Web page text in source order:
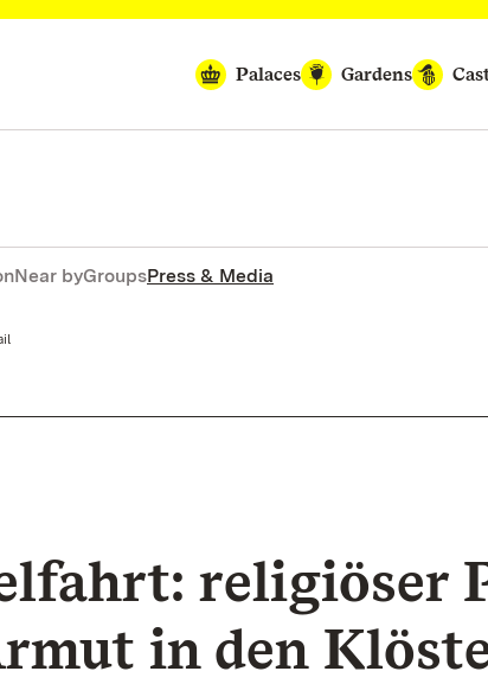
Palaces
Gardens
Near byGroupsPress & Media
religiöser
in den